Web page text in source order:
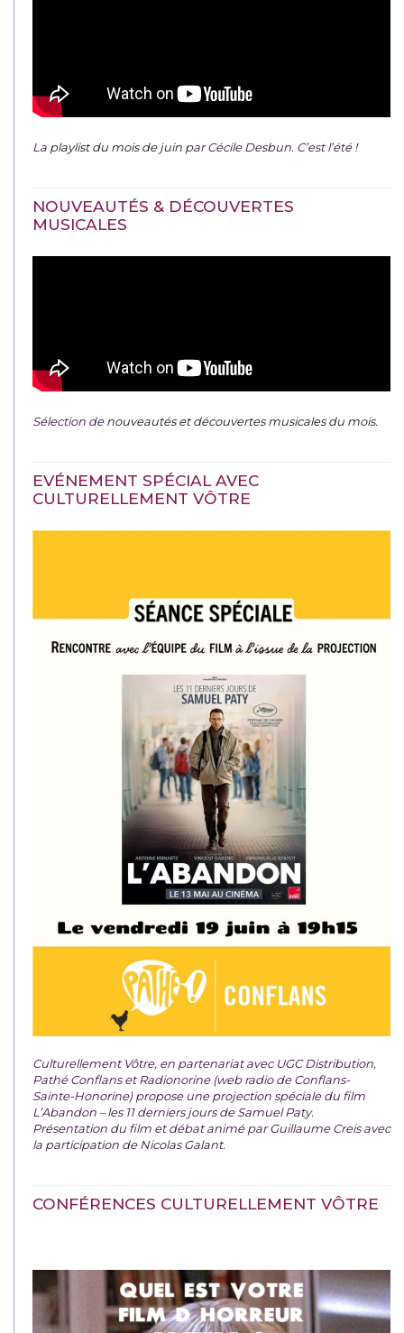
La playlist du mois de juin par Cécile Desbun. C’est l’été !
NOUVEAUTÉS & DÉCOUVERTES
MUSICALES
Sélection denouveautés et découvertes musicales du mois.
EVÉNEMENT SPÉCIAL AVEC
CULTURELLEMENT VÔTRE
Culturellement Vôtre, en partenariat avec UGC Distribution,
Pathé Conflans et Radionorine (web radio de Conflans-
Sainte-Honorine) propose une projection spéciale du film
L’Abandon – les 11 derniers jours de Samuel Paty.
Présentation du film et débat animé par Guillaume Creis avec
la participation de Nicolas Galant.
CONFÉRENCES CULTURELLEMENT VÔTRE